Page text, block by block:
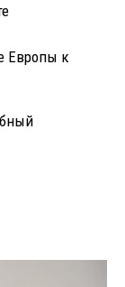
Европы к